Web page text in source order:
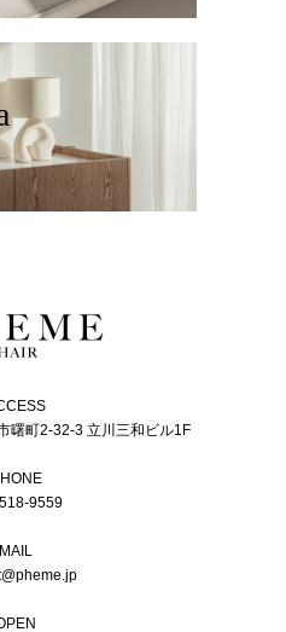
曙町2-32-3 立川三和ビル1F
9559
MAIL